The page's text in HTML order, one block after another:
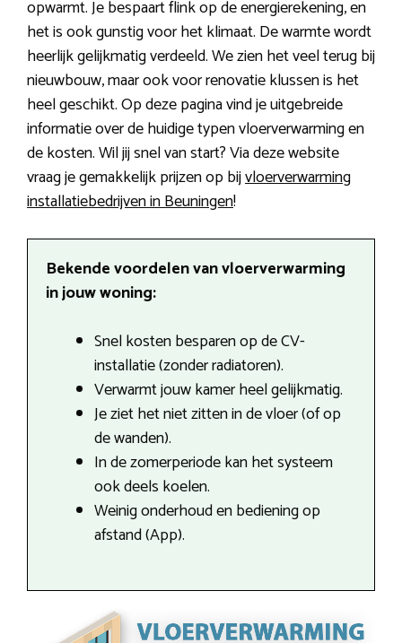
opwarmt. Je bespaart flink op de energierekening, en
het is ook gunstig voor het klimaat. De warmte wordt
heerlijk gelijkmatig verdeeld. We zien het veel terug bij
nieuwbouw, maar ook voor renovatie klussen is het
heel geschikt. Op deze pagina vind je uitgebreide
informatie over de huidige typen vloerverwarming en
de kosten. Wil jij snel van start? Via deze website
vraag je gemakkelijk prijzen op bijvloerverwarming
installatiebedrijven in Beuningen!
Bekende voordelen van vloerverwarming
in jouw woning:
Snel kosten besparen op de CV-
installatie (zonder radiatoren).
Verwarmt jouw kamer heel gelijkmatig.
Je ziet het niet zitten in de vloer (of op
de wanden).
In de zomerperiode kan het systeem
ook deels koelen.
Weinig onderhoud en bediening op
afstand (App).